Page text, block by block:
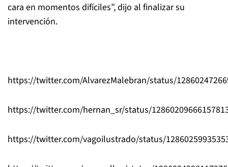
cara en momentos difíciles”, dijo al finalizar su
intervención.
https://twitter.com/AlvarezMalebran/status/
https://twitter.com/hernan_sr/status/
https://twitter.com/vagoilustrado/status/